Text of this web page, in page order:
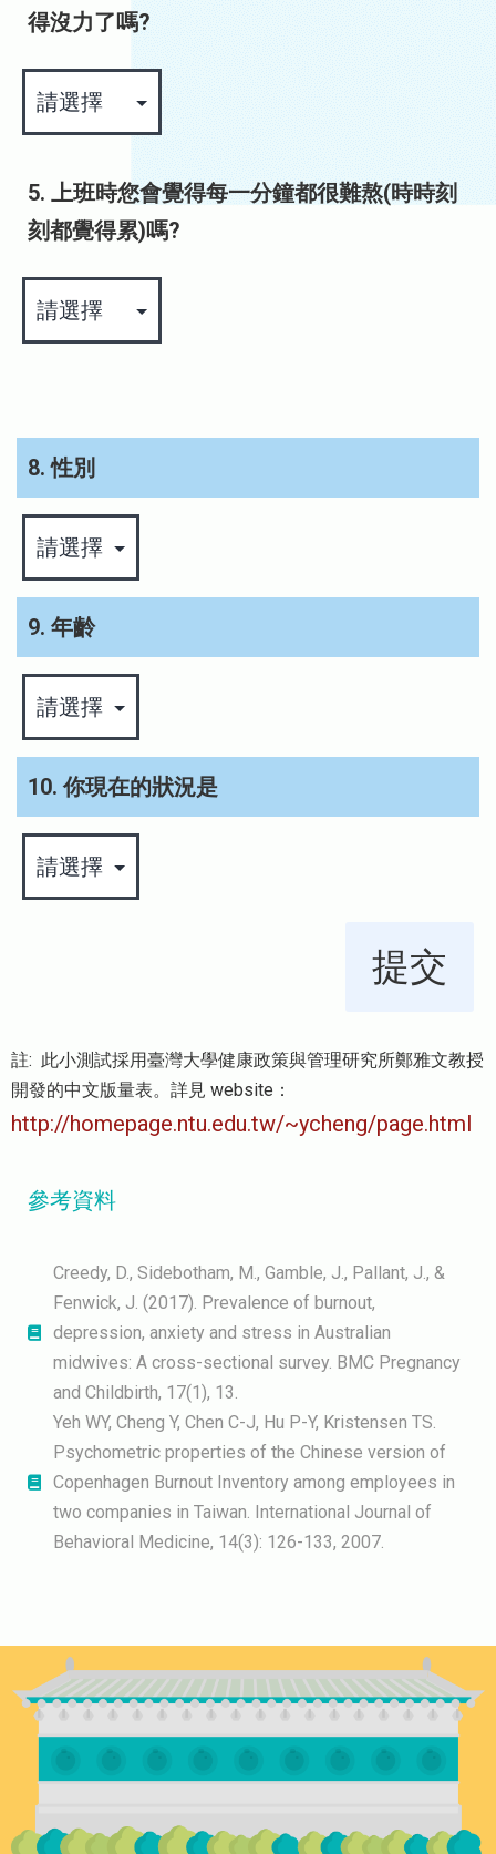
得沒力了嗎?
5. 上班時您會覺得每一分鐘都很難熬(時時刻
刻都覺得累)嗎?
8. 性別
9. 年齡
10. 你現在的狀況是
提交
註: 此小測試採用臺灣大學健康政策與管理研究所鄭雅文教授
開發的中文版量表。詳見 website：
http://homepage.ntu.edu.tw/~ycheng/page.html
參考資料
Creedy, D., Sidebotham, M., Gamble, J., Pallant, J., &
Fenwick, J. (2017). Prevalence of burnout,
depression, anxiety and stress in Australian
midwives: A cross-sectional survey. BMC Pregnancy
and Childbirth, 17(1), 13.
Yeh WY, Cheng Y, Chen C-J, Hu P-Y, Kristensen TS.
Psychometric properties of the Chinese version of
Copenhagen Burnout Inventory among employees in
two companies in Taiwan. International Journal of
Behavioral Medicine, 14(3): 126-133, 2007.